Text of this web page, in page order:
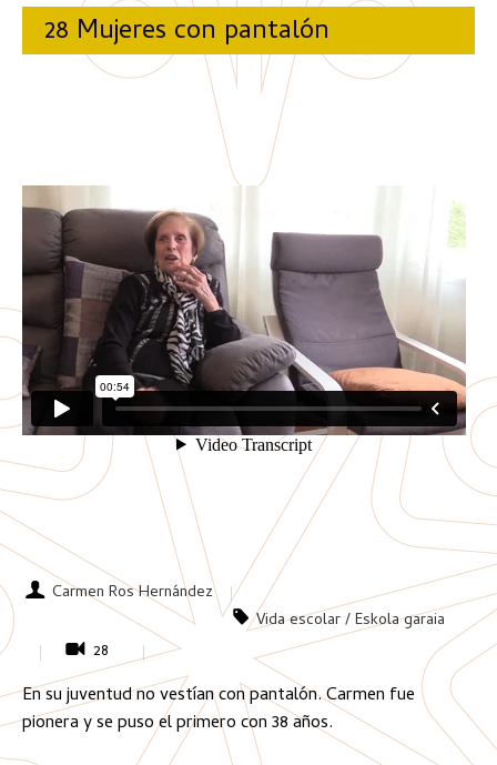
28 Mujeres con pantalón
Carmen Ros Hernández
Vida escolar / Eskola garaia
28
En su juventud no vestían con pantalón. Carmen fue
pionera y se puso el primero con 38 años.